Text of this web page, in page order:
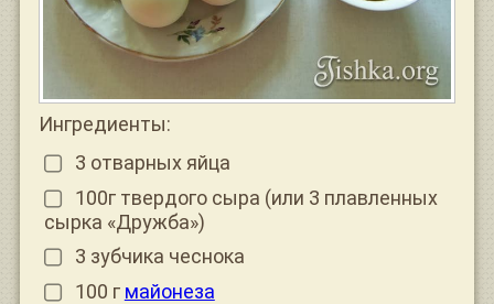
Ингредиенты:
3 отварных яйца
100г твердого сыра (или 3 плавленных
сырка «Дружба»)
3 зубчика чеснока
100 г майонеза